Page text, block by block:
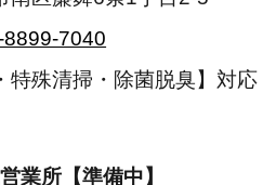
7040
特殊清掃・除菌脱臭】対応
業所【準備中】